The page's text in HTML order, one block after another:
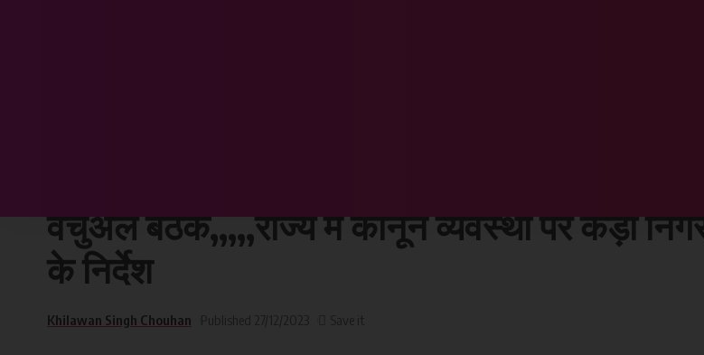
वर्चुअल बैठक,,,,,राज्य में कानून व्यवस्था पर कड़ी
के निर्देश
Khilawan Singh Chouhan